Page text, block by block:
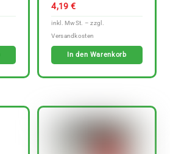
4,19 €
In den Warenkorb